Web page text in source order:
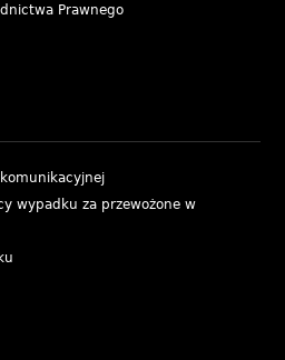
Prawnego
wypadku za przewożone w